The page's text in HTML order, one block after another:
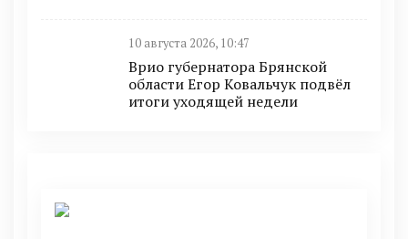
10 августа 2026, 10:47
Врио губернатора Брянской
области Егор Ковальчук подвёл
итоги уходящей недели